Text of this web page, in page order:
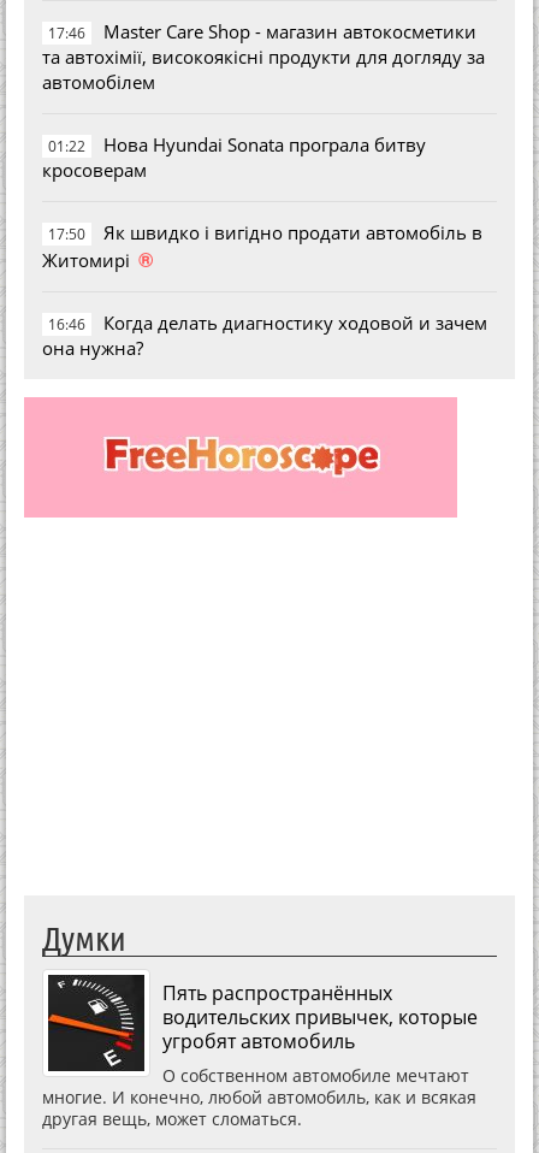
17:46
Master Care Shop - магазин автокосметики
та автохімії, високоякісні продукти для догляду за
автомобілем
01:22
Нова Hyundai Sonata програла битву
кросоверам
17:50
Як швидко і вигідно продати автомобіль в
Житомирі ®
16:46
Когда делать диагностику ходовой и зачем
она нужна?
Думки
Пять распространённых
водительских привычек, которые
угробят автомобиль
О собственном автомобиле мечтают
многие. И конечно, любой автомобиль, как и всякая
другая вещь, может сломаться.